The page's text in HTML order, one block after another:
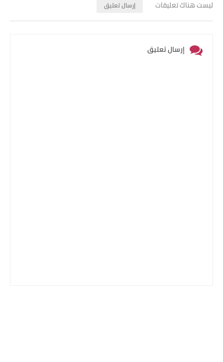
ليست هناك تعليقات إرسال تعليق
إرسال تعليق